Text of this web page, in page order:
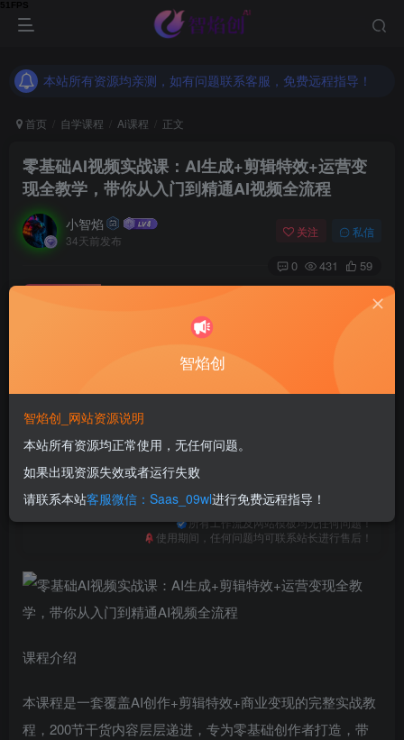
本站所有资源均亲测，如有问题联系客服，免费远程指导！
本站所有资源均亲测，如有问题联系客服，免费远程指导！
首页 自学课程 Ai课程 正文
零基础AI视频实战课：AI生成+剪辑特效+运营变
现全教学，带你从入门到精通AI视频全流程
小智焰
34天前发布
关注 私信
0 431 59
此内容为付费资源，请付费后查看
9.9
普通合伙人免费
立即购买
您当前未登录！建议登陆后购买，可保存购买订单
一次购买，永久包更新！
购买会员，可免费下载全站资源！
所有工作流及网站模板均无任何问题！
使用期间，任何问题均可联系站长进行售后！
课程介绍
本课程是一套覆盖AI创作+剪辑特效+商业变现的完整实战教
程，200节干货内容层层递进，专为零基础创作者打造，带
智焰创
智焰创_网站资源说明
本站所有资源均正常使用，无任何问题。
如果出现资源失效或者运行失败
请联系本站客服微信：Saas_09wl进行免费远程指导！